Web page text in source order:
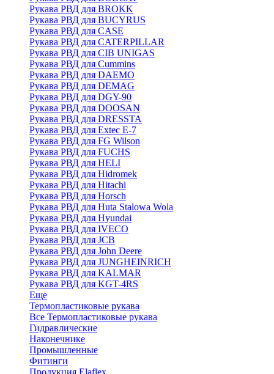
Рукава РВД для BROKK
Рукава РВД для BUCYRUS
Рукава РВД для CASE
Рукава РВД для CATERPILLAR
Рукава РВД для CIB UNIGAS
Рукава РВД для Cummins
Рукава РВД для DAEMO
Рукава РВД для DEMAG
Рукава РВД для DGY-90
Рукава РВД для DOOSAN
Рукава РВД для DRESSTA
Рукава РВД для Extec E-7
Рукава РВД для FG Wilson
Рукава РВД для FUCHS
Рукава РВД для HELI
Рукава РВД для Hidromek
Рукава РВД для Hitachi
Рукава РВД для Horsch
Рукава РВД для Huta Stalowa Wola
Рукава РВД для Hyundai
Рукава РВД для IVECO
Рукава РВД для JCB
Рукава РВД для John Deere
Рукава РВД для JUNGHEINRICH
Рукава РВД для KALMAR
Рукава РВД для KGT-4RS
Еще
Термопластиковые рукава
Все Термопластиковые рукава
Гидравлические
Наконечнике
Промышленные
Фитинги
Продукция Elaflex